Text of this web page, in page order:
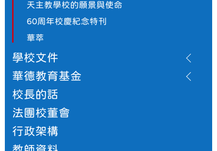
天主教學校的願景與使命
60周年校慶紀念特刊
華萃
學校文件
華德教育基金
校長的話
法團校董會
行政架構